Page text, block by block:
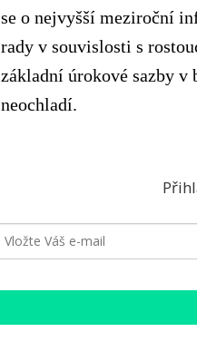
se o nejvyšší meziroční
rady v souvislosti s
základní úrokové sazby v
neochladí.